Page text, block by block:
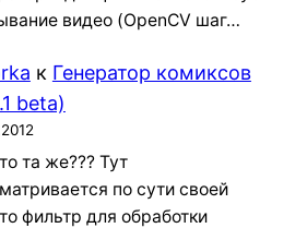
видео (OpenCV шаг…
к Генератор комиксов
beta)
та же??? Тут
по сути своей
фильтр для обработки